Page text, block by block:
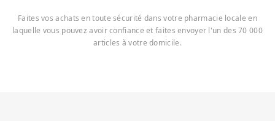
Faites vos achats en toute sécurité dans votre pharmacie locale en
laquelle vous pouvez avoir confiance et faites envoyer l'un des 70 000
articles à votre domicile.